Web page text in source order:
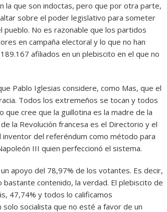
la que son indoctas, pero que por otra parte,
sobre el poder legislativo para someter
No es razonable que los partidos
en campaña electoral y lo que no han
afiliados en un plebiscito en el que no
Pablo Iglesias considere, como Mas, que el
Todos los extremeños se tocan y todos
cree que la guillotina es la madre de la
la Revolución francesa es el Directorio y el
del referéndum como método para
III quien perfeccionó el sistema.
apoyo del 78,97% de los votantes. Es decir,
contenido, la verdad. El plebiscito de
47,74% y todos lo calificamos
socialista que no esté a favor de un